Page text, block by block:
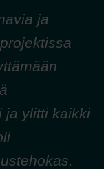
ja
ja ylitti kaikki